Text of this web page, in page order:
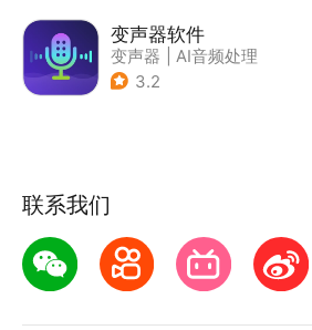
变声器软件
变声器
AI音频处理
3.2
联系我们